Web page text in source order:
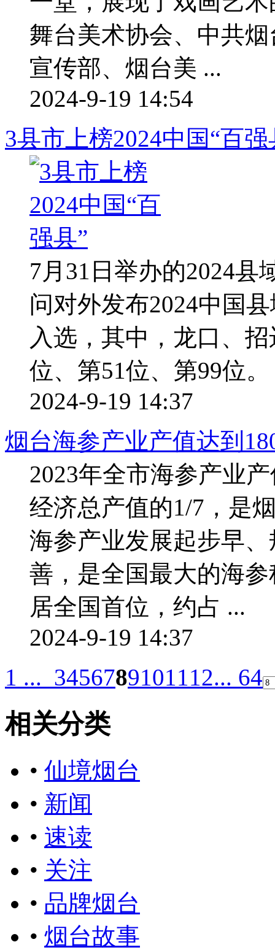
舞台美术协会、中共
宣传部、烟台美 ...
2024-9-19 14:54
3县市上榜2024中国“百强
7月31日举办的2024县
问对外发布2024中国
入选，其中，龙口、
位、第51位、第99位。
2024-9-19 14:37
烟台海参产业产值达到
2023年全市海参产业
经济总产值的1/7，是
海参产业发展起步早
善，是全国最大的海
居全国首位，约占 ...
2024-9-19 14:37
1 ... 3456789101112... 64
相关分类
• 仙境烟台
• 新闻
• 速读
• 关注
• 品牌烟台
• 烟台故事